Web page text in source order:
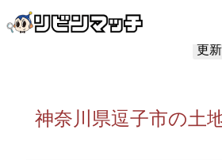
更
神奈川県逗子市の土